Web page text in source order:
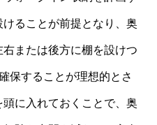
ることが前提となり、奥
または後方に棚を設けつ
保することが理想的とさ
に入れておくことで、奥